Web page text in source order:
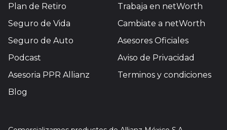
Plan de Retiro
Seguro de Vida
Seguro de Auto
Podcast
Asesoria PPR Allianz
Blog
Trabaja en netWorth
Cambiate a netWorth
Asesores Oficiales
Aviso de Privacidad
Terminos y condiciones